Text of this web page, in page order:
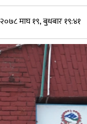
२०७८ माघ १९, बुधबार १९:४१